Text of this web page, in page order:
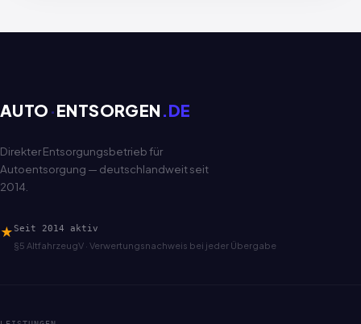
AUTO ·ENTSORGEN .DE
Direkter Entsorgungsbetrieb für
Autoentsorgung — deutschlandweit seit
2014.
★ Seit 2014 aktiv
§5 AltfahrzeugV · Verwertungsnachweis bei jeder Übergabe